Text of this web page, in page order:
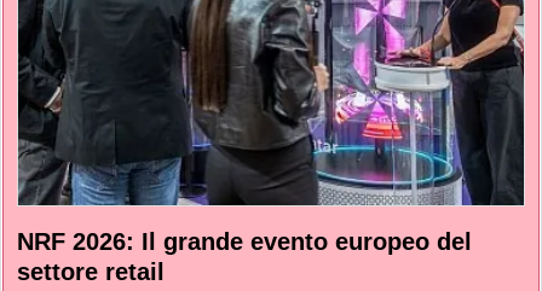
NRF 2026: Il grande evento europeo del
settore retail